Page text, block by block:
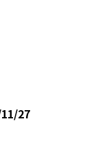
27